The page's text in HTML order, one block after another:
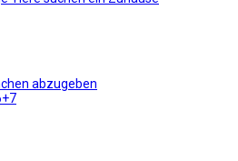
abzugeben